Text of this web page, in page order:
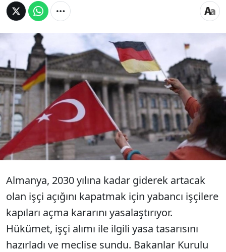
Alman hükümeti, yabancı işçi alımına ilişkin
yeni şartları belirledi. Buna göre Türkiye’den
binlerce kişi, kolay vize ve çalışma izniyle
Almanya’ya gelebilecek. Dil bilenler, gençler,
diploması olanlar öncelikli olacak.
Almanya, 2030 yılına kadar giderek artacak
olan işçi açığını kapatmak için yabancı işçilere
kapıları açma kararını yasalaştırıyor.
Hükümet, işçi alımı ile ilgili yasa tasarısını
hazırladı ve meclise sundu. Bakanlar Kurulu